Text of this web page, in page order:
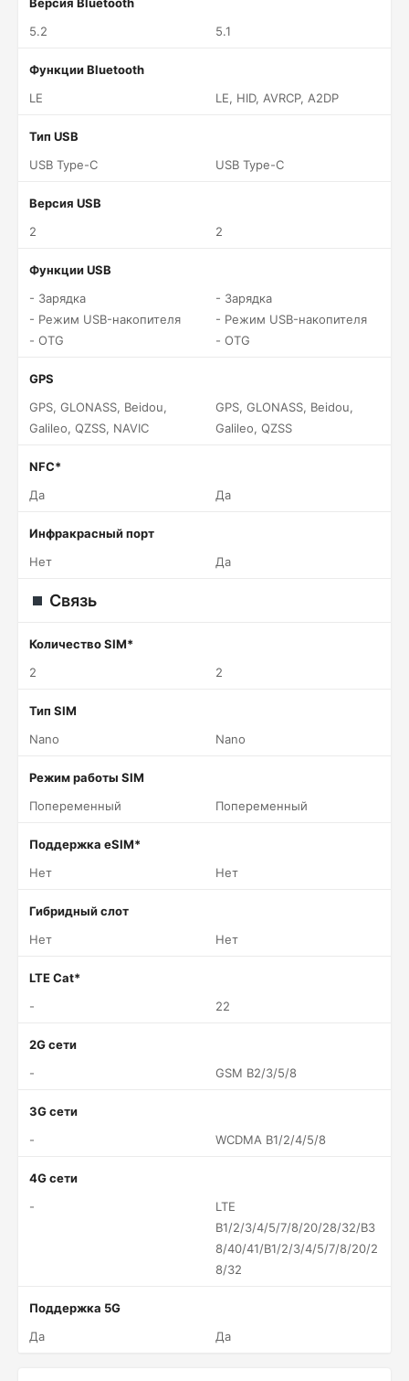
5.2
5.1
Функции Bluetooth
LE
LE, HID, AVRCP, A2DP
Тип USB
USB Type-C
USB Type-C
Версия USB
2
2
Функции USB
- Зарядка
- Режим USB-накопителя
- OTG
- Зарядка
- Режим USB-накопителя
- OTG
GPS
GPS, GLONASS, Beidou,
Galileo, QZSS, NAVIC
GPS, GLONASS, Beidou,
Galileo, QZSS
NFC*
Да
Да
Инфракрасный порт
Нет
Да
Связь
Количество SIM*
2
2
Тип SIM
Nano
Nano
Режим работы SIM
Попеременный
Попеременный
Поддержка eSIM*
Нет
Нет
Гибридный слот
Нет
Нет
LTE Cat*
-
22
2G сети
-
GSM B2/3/5/8
3G сети
-
WCDMA B1/2/4/5/8
4G сети
-
LTE
B1/2/3/4/5/7/8/20/28/32/B3
8/40/41/B1/2/3/4/5/7/8/20/2
8/32
Поддержка 5G
Да
Да